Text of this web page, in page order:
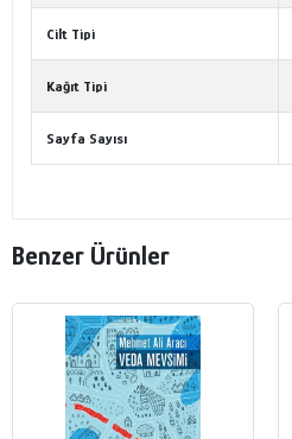
Cilt Tipi
Kağıt Tipi
Sayfa Sayısı
Benzer Ürünler